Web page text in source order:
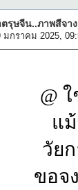
รุษจีน..ภาพสีจาง
มกราคม 2025,
@
แ
วัย
ขอจ